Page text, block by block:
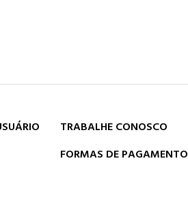
TRABALHE CONOSCO
FORMAS DE PAGAMENTO